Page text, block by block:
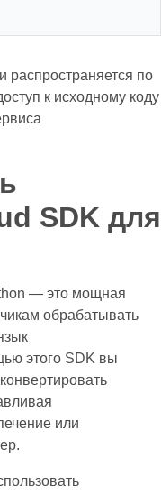
распространяется по
к исходному коду
SDK для
— это мощная
обрабатывать
этого SDK вы
или